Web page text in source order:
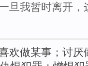
旦我暂时离开，
欢做某事；讨厌